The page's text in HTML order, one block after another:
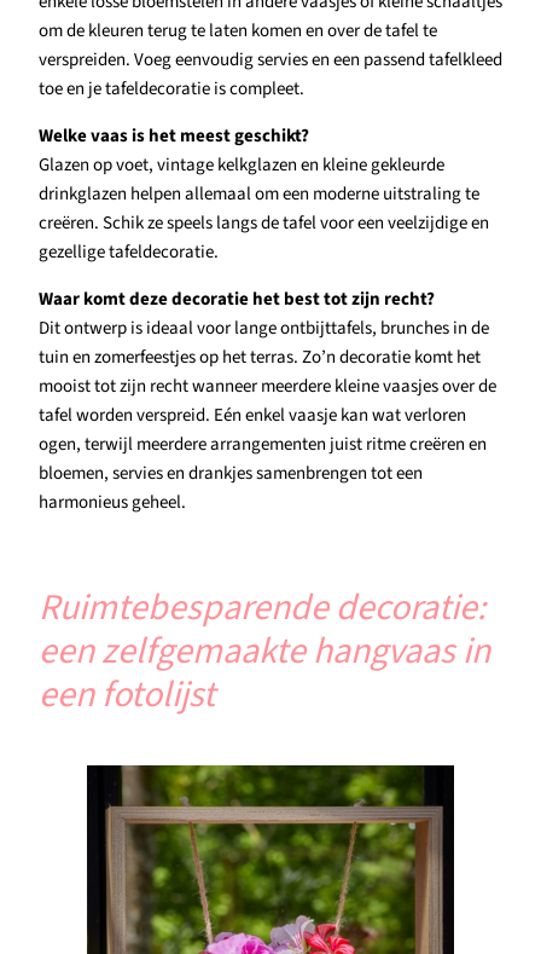
om de kleuren terug te laten komen en over de tafel te
verspreiden. Voeg eenvoudig servies en een passend tafelkleed
toe en je tafeldecoratie is compleet.
Welke vaas is het meest geschikt?
Glazen op voet, vintage kelkglazen en kleine gekleurde
drinkglazen helpen allemaal om een moderne uitstraling te
creëren. Schik ze speels langs de tafel voor een veelzijdige en
gezellige tafeldecoratie.
Waar komt deze decoratie het best tot zijn recht?
Dit ontwerp is ideaal voor lange ontbijttafels, brunches in de
tuin en zomerfeestjes op het terras. Zo’n decoratie komt het
mooist tot zijn recht wanneer meerdere kleine vaasjes over de
tafel worden verspreid. Eén enkel vaasje kan wat verloren
ogen, terwijl meerdere arrangementen juist ritme creëren en
bloemen, servies en drankjes samenbrengen tot een
harmonieus geheel.
Ruimtebesparende decoratie:
een zelfgemaakte hangvaas in
een fotolijst